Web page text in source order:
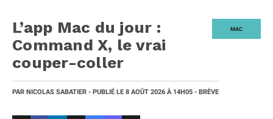
MAC
L’app Mac du jour :
Command X, le vrai
couper-coller
PAR NICOLAS SABATIER - PUBLIÉ LE 8 AOÛT 2026 À 14H05 - BRÈVE